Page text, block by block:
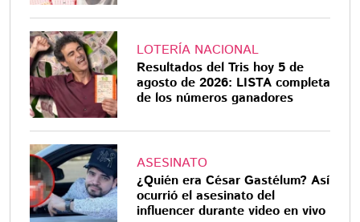
LOTERÍA NACIONAL
Resultados del Tris hoy 5 de
agosto de 2026: LISTA completa
de los números ganadores
ASESINATO
¿Quién era César Gastélum? Así
ocurrió el asesinato del
influencer durante video en vivo